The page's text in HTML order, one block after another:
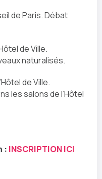
de Paris. Débat
de Ville.
naturalisés.
de Ville.
les salons de l’Hôtel
: INSCRIPTION ICI